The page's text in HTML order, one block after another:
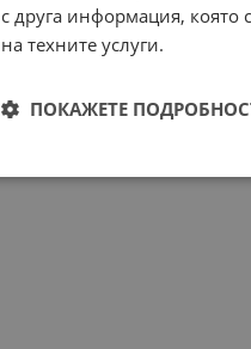
с друга информация, която
на техните услуги.
ПОКАЖЕТЕ